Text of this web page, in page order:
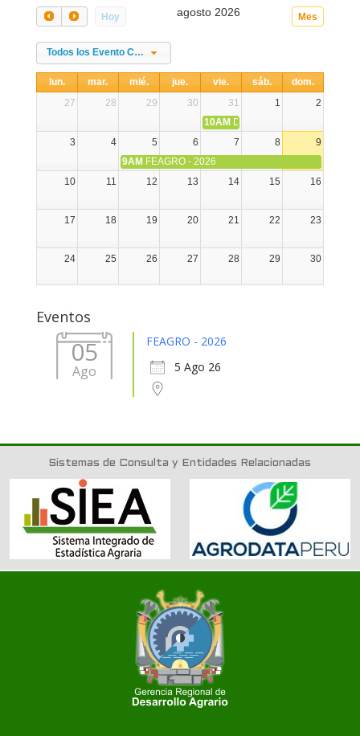
Hoy Mes
agosto 2026
Todos los Evento Categories
lun. mar. mié. jue. vie. sáb.
dom.
27
28 29 30 31 1
2
10AM DIA NACIONAL DE LA
3
4 5 6 7 8
9
9AM FEAGRO - 2026
10
11 12 13 14 15 16
17 18 19 20 21 22 23
24 25 26 27 28 29 30
Eventos
05
Ago
FEAGRO - 2026
5 Ago 26
Sistemas de Consulta y Entidades Relacionadas